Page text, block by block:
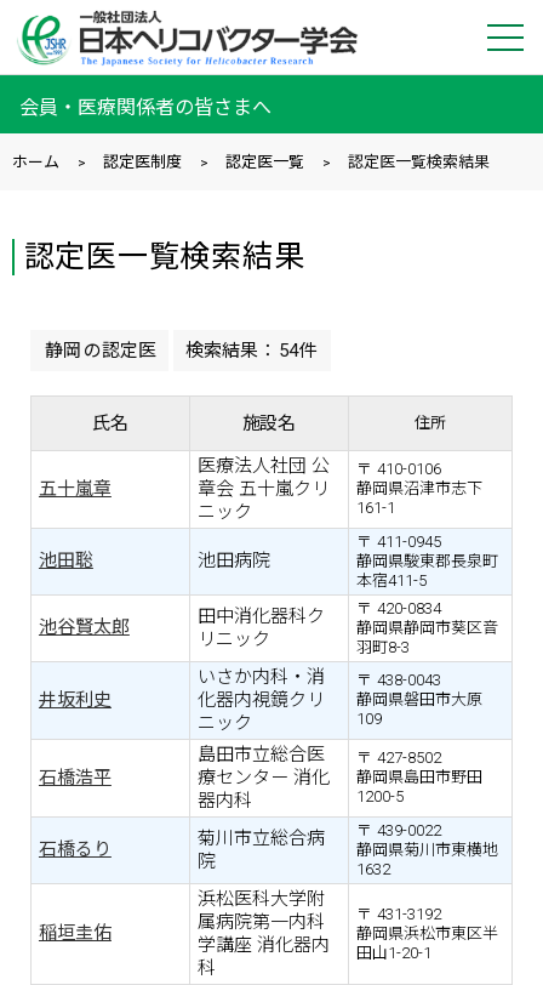
会員・医療関係者の皆さまへ
ホーム 認定医制度 認定医一覧 認定医一覧検索結果
認定医一覧検索結果
静岡 の認定医 検索結果： 54件
氏名 施設名 住所
五十嵐章
医療法人社団 公
章会 五十嵐クリ
ニック
410-0106
静岡県沼津市志下
161-1
池田聡 池田病院
411-0945
静岡県駿東郡長泉町
本宿411-5
池谷賢太郎
田中消化器科ク
リニック
420-0834
静岡県静岡市葵区音
羽町8-3
井坂利史
いさか内科・消
化器内視鏡クリ
ニック
438-0043
静岡県磐田市大原
109
石橋浩平
島田市立総合医
療センター 消化
器内科
427-8502
静岡県島田市野田
1200-5
石橋るり
菊川市立総合病
院
439-0022
静岡県菊川市東横地
1632
稲垣圭佑
浜松医科大学附
属病院第一内科
学講座 消化器内
科
431-3192
静岡県浜松市東区半
田山1-20-1